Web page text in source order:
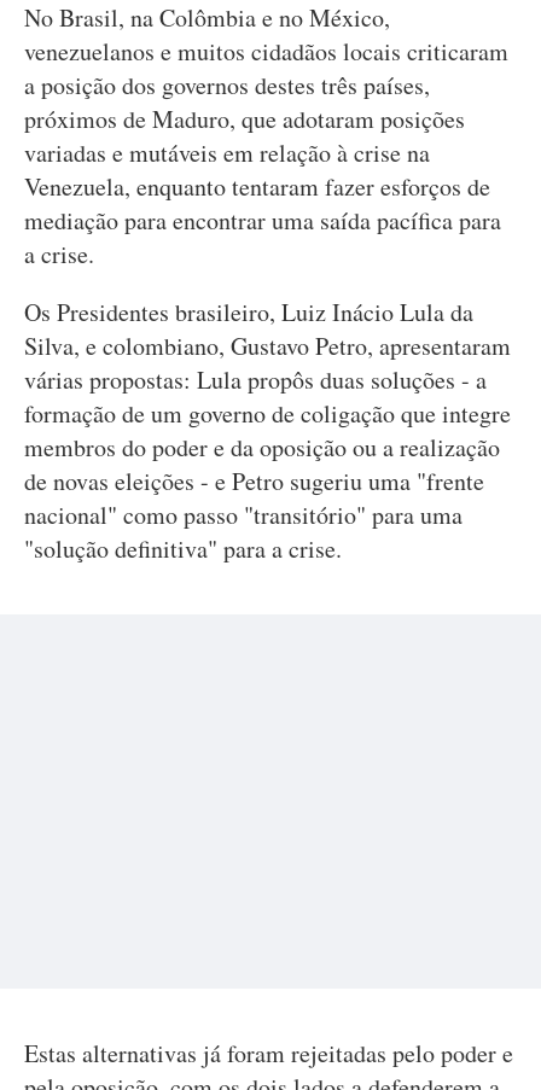
No Brasil, na Colômbia e no México,
venezuelanos e muitos cidadãos locais criticaram
a posição dos governos destes três países,
próximos de Maduro, que adotaram posições
variadas e mutáveis em relação à crise na
Venezuela, enquanto tentaram fazer esforços de
mediação para encontrar uma saída pacífica para
a crise.
Os Presidentes brasileiro, Luiz Inácio Lula da
Silva, e colombiano, Gustavo Petro, apresentaram
várias propostas: Lula propôs duas soluções - a
formação de um governo de coligação que integre
membros do poder e da oposição ou a realização
de novas eleições - e Petro sugeriu uma "frente
nacional" como passo "transitório" para uma
"solução definitiva" para a crise.
Estas alternativas já foram rejeitadas pelo poder e